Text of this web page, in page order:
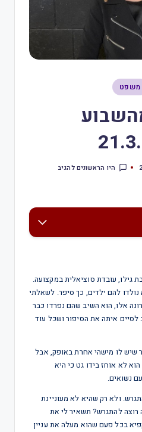
משפט
היו הראשונים להגיב
לבת גילו, עובדת סוציאלית במקצועה.
להם ילדים, כך סיפר. לשאלתי
אלו, הוא השיב שהם נפרדו כבר
איתה את הסיפור ושכל עוד
שיש לו מישהי אחרת באופק, אבל
לא אוחז בידו גט כי היא
נשואים.
ולא רק שהיא לא מעוניינת
להתגרש? תשאיר לי את
בכל פעם שהוא מעלה את עניין